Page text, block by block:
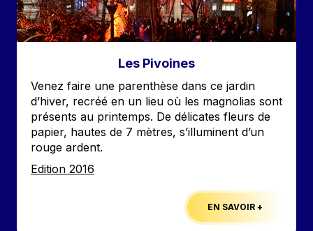
Les Pivoines
Accroche
Venez faire une parenthèse dans ce jardin
d’hiver, recréé en un lieu où les magnolias sont
présents au printemps. De délicates fleurs de
papier, hautes de 7 mètres, s’illuminent d’un
rouge ardent.
Edition
Edition 2016
EN SAVOIR +